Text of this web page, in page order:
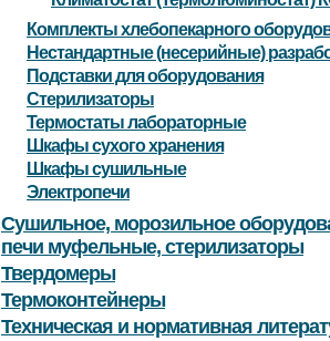
Комплекты хлебопекарного
Нестандартные (несерийные)
Подставки для оборудования
Стерилизаторы
Термостаты лабораторные
Шкафы сухого хранения
Шкафы сушильные
Электропечи
Сушильное, морозильное
печи муфельные, стерилизаторы
Твердомеры
Термоконтейнеры
Техническая и нормативная